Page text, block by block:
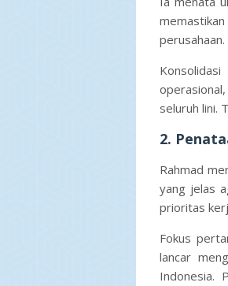
perusahaan.
seluruh lini.
2.
Rahmad
yang jelas
prioritas
Fokus
lancar
Indonesia.